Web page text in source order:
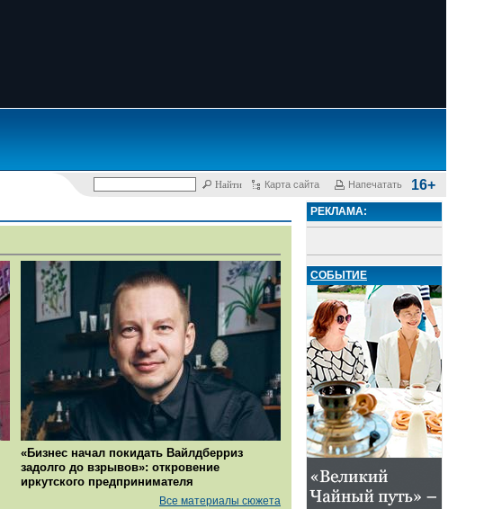
Карта сайта Напечатать 16+
«Бизнес начал покидать Вайлдберриз
задолго до взрывов»: откровение
иркутского предпринимателя
Все материалы сюжета
РЕКЛАМА:
СОБЫТИЕ